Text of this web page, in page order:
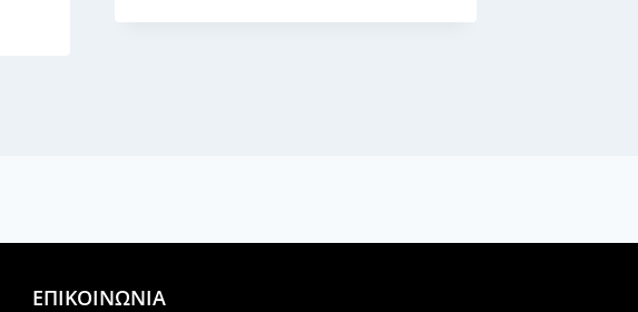
ΕΠΙΚΟΙΝΩΝΙΑ